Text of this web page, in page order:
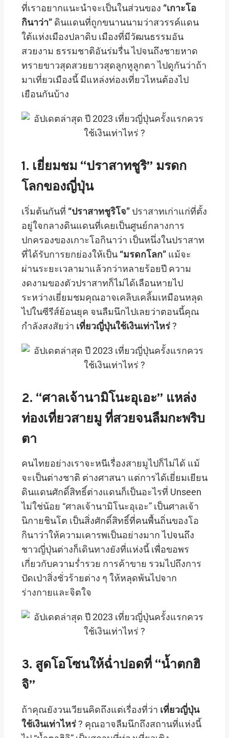
ที่เราอยากแนะนำจะเป็นในส่วนของ “เกาะโอ
กินาว่า” ดินแดนที่ถูกขนานนามว่าสวรรค์แดน
ใต้แห่งเมืองปลาดิบ เมืองที่มีวัฒนธรรมอัน
สวยงาม ธรรมชาติอันร่มรื่น ไปจนถึงชายหาด
ทรายขาวสุดสวยยาวสุดลูกหูลูกตา ไปดูกันว่าถ้า
มาเที่ยวเมืองนี้ มีแหล่งท่องเที่ยวไหนต้องไป
เยือนกันบ้าง
1. เยี่ยมชม “ปราสาทชูริ” มรดก
โลกของญี่ปุ่น
เริ่มต้นกันที่ “ปราสาทชูริโจ” ปราสาทเก่าแก่ที่ตั้ง
อยู่ใจกลางดินแดนที่เคยเป็นศูนย์กลางการ
ปกครองของเกาะโอกินาว่า เป็นหนึ่งในปราสาท
ที่ได้รับการยกย่องให้เป็น “มรดกโลก” แม้จะ
ผ่านระยะเวลามาแล้วกว่าหลายร้อยปี ความ
งดงามของตัวปราสาทก็ไม่ได้เลือนหายไป
ระหว่างเยี่ยมชมคุณอาจเคลิบเคลิ้มเหมือนหลุด
ไปในซีรีส์ย้อนยุค จนลืมนึกไปเลยว่าตอนนี้คุณ
กำลังสงสัยว่า เที่ยวญี่ปุ่นใช้เงินเท่าไหร่?
2. “ศาลเจ้านามิโนะอุเอะ” แหล่ง
ท่องเที่ยวสายมู ที่สวยจนลืมกะพริบ
ตา
คนไทยอย่างเราจะหนีเรื่องสายมูไปก็ไม่ได้ แม้
จะเป็นต่างชาติ ต่างศาสนา แต่การได้เยี่ยมเยียน
ดินแดนศักดิ์สิทธิ์ต่างแดนก็เป็นอะไรที่ Unseen
ไม่ใช่น้อย “ศาลเจ้านามิโนะอุเอะ” เป็นศาลเจ้า
นิกายชินโต เป็นสิ่งศักดิ์สิทธิ์ที่คนพื้นถิ่นของโอ
กินาว่าให้ความเคารพเป็นอย่างมาก ไปจนถึง
ชาวญี่ปุ่นต่างก็เดินทางยังที่แห่งนี้ เพื่อขอพร
เกี่ยวกับความร่ำรวย การค้าขาย รวมไปถึงการ
ปัดเป่าสิ่งชั่วร้ายต่าง ๆ ให้หลุดพ้นไปจาก
ร่างกายและจิตใจ
3. สูดโอโซนให้ฉ่ำปอดที่ “น้ำตกฮิ
จิ”
ถ้าคุณยังวนเวียนคิดถึงแต่เรื่องที่ว่า เที่ยวญี่ปุ่น
ใช้เงินเท่าไหร่? คุณอาจลืมนึกถึงสถานที่แห่งนี้